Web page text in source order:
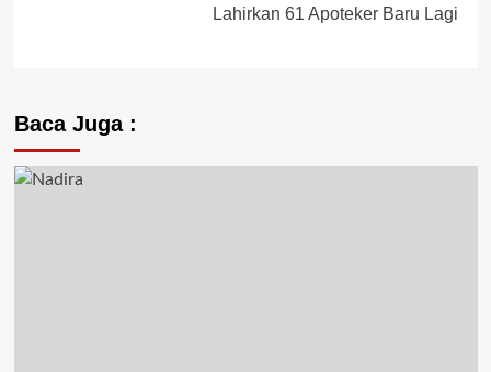
Lahirkan 61 Apoteker Baru Lagi
Baca Juga :